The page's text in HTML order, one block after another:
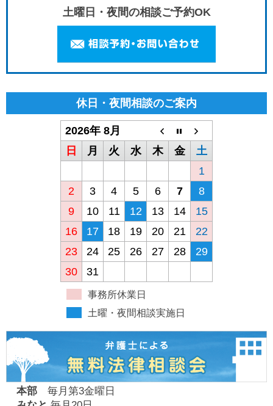
土曜日・夜間の相談ご予約OK
休日・夜間相談のご案内
2026年 8月
日
月 火 水 木 金
土
1
2
3 4 5 6 7
8
9
10 11 12 13 14
15
16
17 18 19 20 21
22
23
24 25 26 27 28
29
30
31
事務所休業日
土曜・夜間相談実施日
本部毎月第3金曜日